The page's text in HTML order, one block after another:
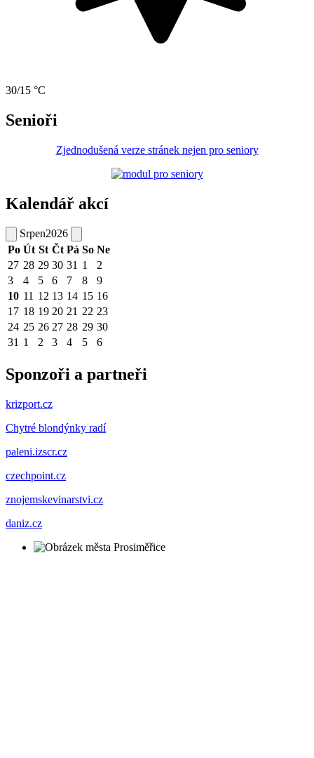
30/15 °C
Senioři
Zjednodušená verze stránek nejen pro seniory
Kalendář akcí
Srpen2026
Po Út St Čt Pá So Ne
27 28 29 30 31 1
2
3
4 5 6 7 8
9
10 11 12 13 14 15 16
17 18 19 20 21 22 23
24 25 26 27 28 29 30
31 1 2 3 4 5 6
Sponzoři a partneři
krizport.cz
Chytré blondýnky radí
paleni.izscr.cz
czechpoint.cz
znojemskevinarstvi.cz
daniz.cz